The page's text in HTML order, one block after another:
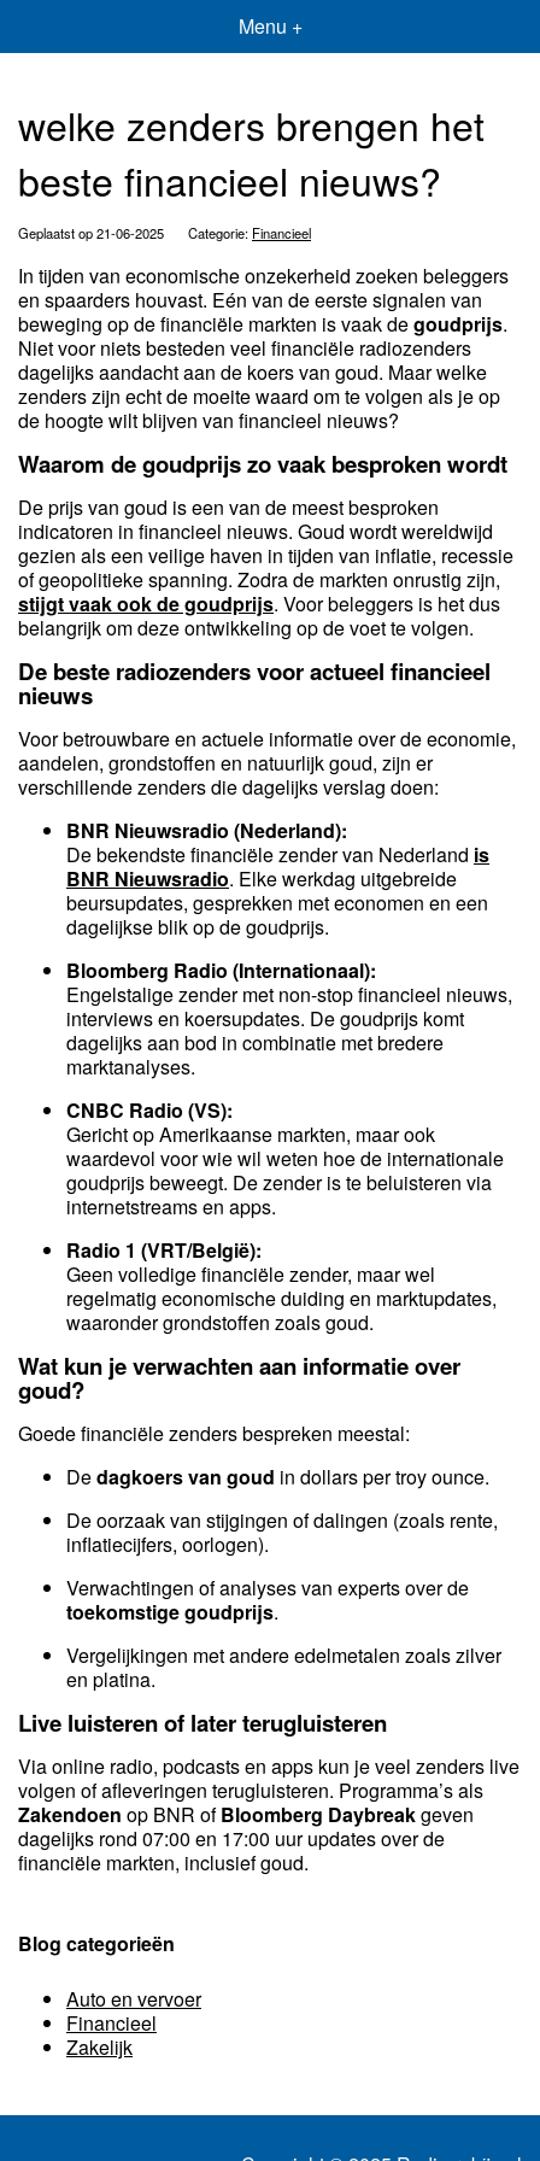
Menu +
welke zenders brengen het
beste financieel nieuws?
Geplaatst op 21-06-2025 Categorie: Financieel
In tijden van economische onzekerheid zoeken beleggers
en spaarders houvast. Eén van de eerste signalen van
beweging op de financiële markten is vaak degoudprijs.
Niet voor niets besteden veel financiële radiozenders
dagelijks aandacht aan de koers van goud. Maar welke
zenders zijn echt de moeite waard om te volgen als je op
de hoogte wilt blijven van financieel nieuws?
Waarom de goudprijs zo vaak besproken wordt
De prijs van goud is een van de meest besproken
indicatoren in financieel nieuws. Goud wordt wereldwijd
gezien als een veilige haven in tijden van inflatie, recessie
of geopolitieke spanning. Zodra de markten onrustig zijn,
stijgt vaak ook de goudprijs. Voor beleggers is het dus
belangrijk om deze ontwikkeling op de voet te volgen.
De beste radiozenders voor actueel financieel
nieuws
Voor betrouwbare en actuele informatie over de economie,
aandelen, grondstoffen en natuurlijk goud, zijn er
verschillende zenders die dagelijks verslag doen:
BNR Nieuwsradio (Nederland):
De bekendste financiële zender van Nederland is
BNR Nieuwsradio. Elke werkdag uitgebreide
beursupdates, gesprekken met economen en een
dagelijkse blik op de goudprijs.
Bloomberg Radio (Internationaal):
Engelstalige zender met non-stop financieel nieuws,
interviews en koersupdates. De goudprijs komt
dagelijks aan bod in combinatie met bredere
marktanalyses.
CNBC Radio (VS):
Gericht op Amerikaanse markten, maar ook
waardevol voor wie wil weten hoe de internationale
goudprijs beweegt. De zender is te beluisteren via
internetstreams en apps.
Radio 1 (VRT/België):
Geen volledige financiële zender, maar wel
regelmatig economische duiding en marktupdates,
waaronder grondstoffen zoals goud.
Wat kun je verwachten aan informatie over
goud?
Goede financiële zenders bespreken meestal:
Dedagkoers van goud in dollars per troy ounce.
De oorzaak van stijgingen of dalingen (zoals rente,
inflatiecijfers, oorlogen).
Verwachtingen of analyses van experts over de
toekomstige goudprijs.
Vergelijkingen met andere edelmetalen zoals zilver
en platina.
Live luisteren of later terugluisteren
Via online radio, podcasts en apps kun je veel zenders live
volgen of afleveringen terugluisteren. Programma’s als
Zakendoen op BNR ofBloomberg Daybreakgeven
dagelijks rond 07:00 en 17:00 uur updates over de
financiële markten, inclusief goud.
Blog categorieën
Auto en vervoer
Financieel
Zakelijk